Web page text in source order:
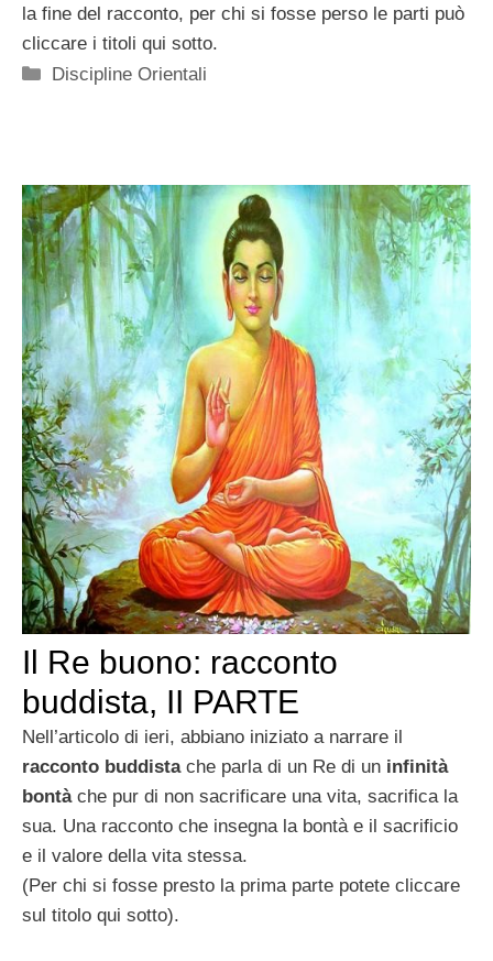
la fine del racconto, per chi si fosse perso le parti può
cliccare i titoli qui sotto.
Categorie
Discipline Orientali
Il Re buono: racconto
buddista, II PARTE
Nell’articolo di ieri, abbiano iniziato a narrare il
racconto buddistache parla di un Re di un infinità
bontàche pur di non sacrificare una vita, sacrifica la
sua. Una racconto che insegna la bontà e il sacrificio
e il valore della vita stessa.
(Per chi si fosse presto la prima parte potete cliccare
sul titolo qui sotto).